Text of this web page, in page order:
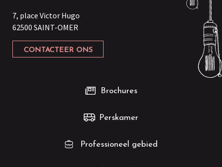
7, place Victor Hugo
62500 SAINT-OMER
CONTACTEER ONS
Brochures
Perskamer
Professioneel gebied